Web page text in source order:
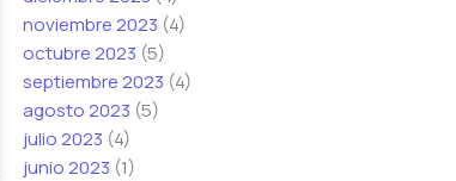
noviembre 2023 (4)
octubre 2023 (5)
septiembre 2023 (4)
agosto 2023 (5)
julio 2023 (4)
junio 2023 (1)